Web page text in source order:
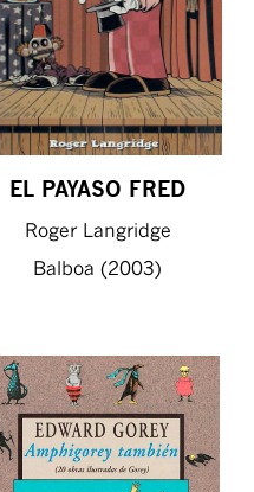
EL PAYASO FRED
Roger Langridge
Balboa (2003)